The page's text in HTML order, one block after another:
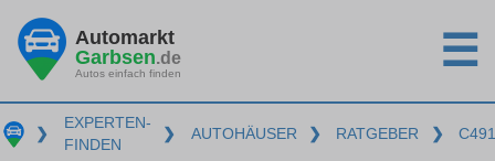
Automarkt
Garbsen.de
Autos einfach finden ☰
❯
EXPERTEN-
FINDEN
❯ AUTOHÄUSER ❯ RATGEBER ❯